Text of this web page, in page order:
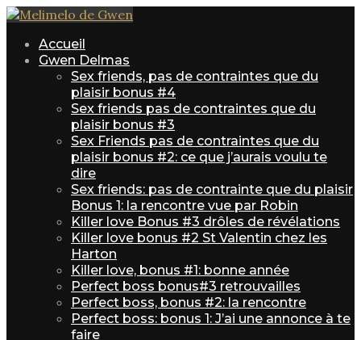
Accueil
Gwen Delmas
Sex friends, pas de contraintes que du
plaisir bonus #4
Sex friends pas de contraintes que du
plaisir bonus #3
Sex Friends pas de contraintes que du
plaisir bonus #2: ce que j’aurais voulu te
dire
Sex friends: pas de contrainte que du plaisir
Bonus 1: la rencontre vue par Robin
Killer love Bonus #3 drôles de révélations
Killer love bonus #2 St Valentin chez les
Harton
Killer love, bonus #1: bonne année
Perfect boss bonus#3 retrouvailles
Perfect boss, bonus #2: la rencontre
Perfect boss: bonus 1: J’ai une annonce à te
faire